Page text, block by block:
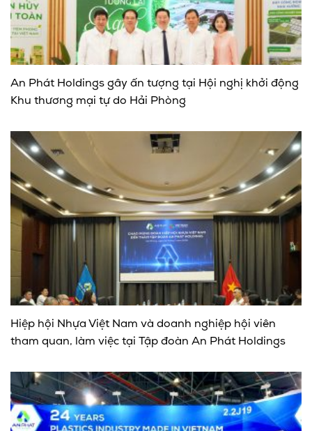
An Phát Holdings gây ấn tượng tại Hội nghị khởi động
Khu thương mại tự do Hải Phòng
Hiệp hội Nhựa Việt Nam và doanh nghiệp hội viên
tham quan, làm việc tại Tập đoàn An Phát Holdings